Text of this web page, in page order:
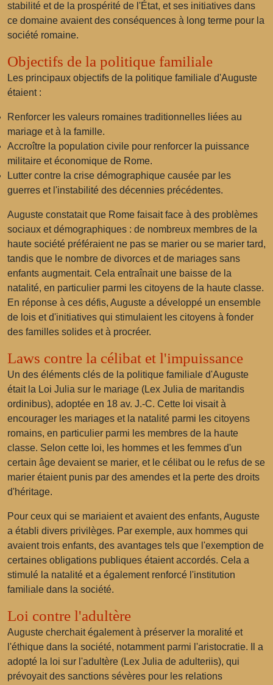
stabilité et de la prospérité de l'État, et ses initiatives dans
ce domaine avaient des conséquences à long terme pour la
société romaine.
Objectifs de la politique familiale
Les principaux objectifs de la politique familiale d'Auguste
étaient :
Renforcer les valeurs romaines traditionnelles liées au
mariage et à la famille.
Accroître la population civile pour renforcer la puissance
militaire et économique de Rome.
Lutter contre la crise démographique causée par les
guerres et l'instabilité des décennies précédentes.
Auguste constatait que Rome faisait face à des problèmes
sociaux et démographiques : de nombreux membres de la
haute société préféraient ne pas se marier ou se marier tard,
tandis que le nombre de divorces et de mariages sans
enfants augmentait. Cela entraînait une baisse de la
natalité, en particulier parmi les citoyens de la haute classe.
En réponse à ces défis, Auguste a développé un ensemble
de lois et d'initiatives qui stimulaient les citoyens à fonder
des familles solides et à procréer.
Laws contre la célibat et l'impuissance
Un des éléments clés de la politique familiale d'Auguste
était la Loi Julia sur le mariage (Lex Julia de maritandis
ordinibus), adoptée en 18 av. J.-C. Cette loi visait à
encourager les mariages et la natalité parmi les citoyens
romains, en particulier parmi les membres de la haute
classe. Selon cette loi, les hommes et les femmes d'un
certain âge devaient se marier, et le célibat ou le refus de se
marier étaient punis par des amendes et la perte des droits
d'héritage.
Pour ceux qui se mariaient et avaient des enfants, Auguste
a établi divers privilèges. Par exemple, aux hommes qui
avaient trois enfants, des avantages tels que l'exemption de
certaines obligations publiques étaient accordés. Cela a
stimulé la natalité et a également renforcé l'institution
familiale dans la société.
Loi contre l'adultère
Auguste cherchait également à préserver la moralité et
l'éthique dans la société, notamment parmi l'aristocratie. Il a
adopté la loi sur l'adultère (Lex Julia de adulteriis), qui
prévoyait des sanctions sévères pour les relations